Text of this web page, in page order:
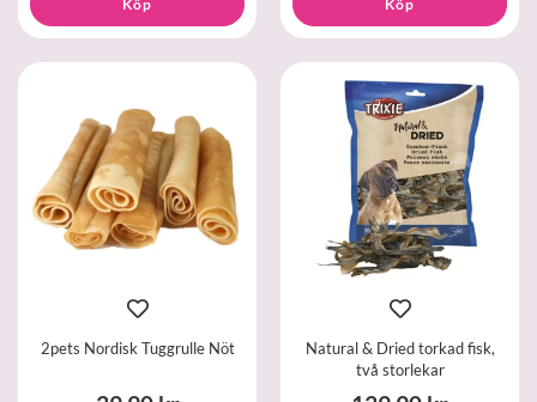
Köp Köp
2pets Nordisk Tuggrulle Nöt
Natural & Dried torkad fisk,
två storlekar